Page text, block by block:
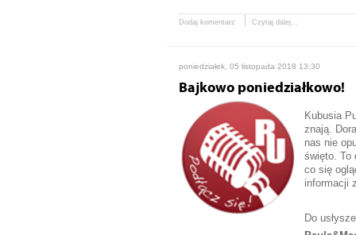
Dodaj komentarz Czytaj dalej...
poniedziałek, 05 listopada 2018 13:30
Bajkowo poniedziałkowo!
Kubusia
znają.
nas nie
święto. To
co się
informacji
Do